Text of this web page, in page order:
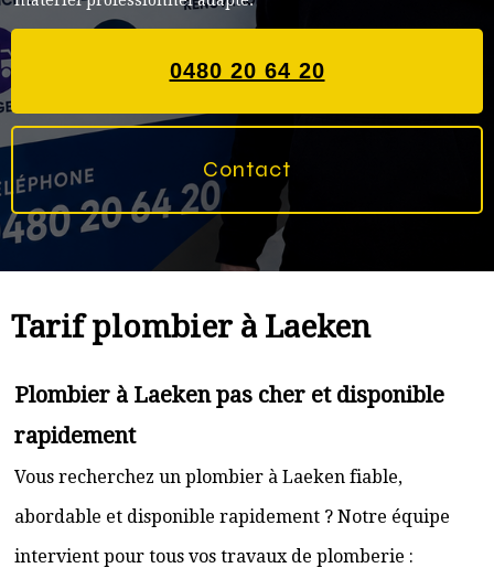
0480 20 64 20
Contact
Tarif plombier à Laeken
Plombier à Laeken pas cher et disponible
rapidement
Vous recherchez un plombier à Laeken fiable,
abordable et disponible rapidement ? Notre équipe
intervient pour tous vos travaux de plomberie :